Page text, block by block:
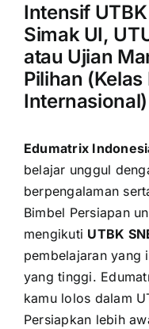
Intensif
Simak UI,
atau Ujian
Pilihan (Kelas
Internasional)
Edumatrix
belajar unggul
berpengalaman
Bimbel Persiapan
mengikuti UTBK
pembelajaran yang
yang tinggi.
kamu lolos dalam
Persiapkan lebih